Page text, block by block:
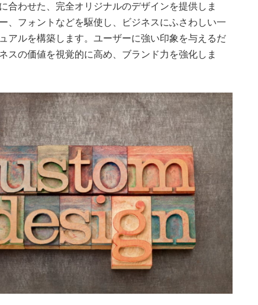
合わせた、完全オリジナルのデザインを提供しま
、フォントなどを駆使し、ビジネスにふさわしい一
アルを構築します。ユーザーに強い印象を与えるだ
スの価値を視覚的に高め、ブランド力を強化しま